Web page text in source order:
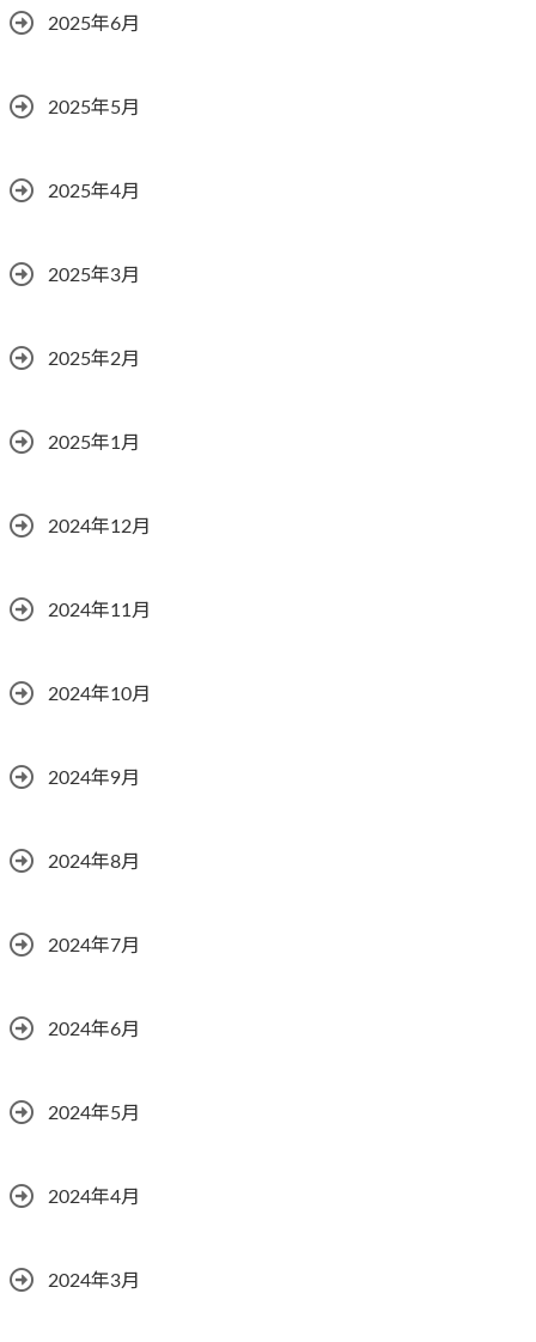
2025年6月
2025年5月
2025年4月
2025年3月
2025年2月
2025年1月
2024年12月
2024年11月
2024年10月
2024年9月
2024年8月
2024年7月
2024年6月
2024年5月
2024年4月
2024年3月